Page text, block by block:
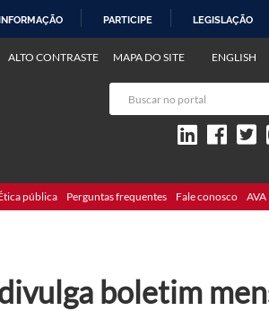
PARTICIPE LEGISLAÇÃO
ENGLISH
ALTO CONTRASTE MAPA DO SITE
pública Perguntas frequentes Fale conosco AVA
boletim